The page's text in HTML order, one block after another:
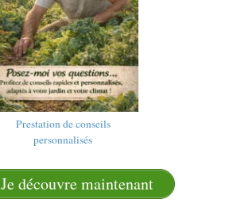
Prestation de conseils
personnalisés
Je découvre maintenant